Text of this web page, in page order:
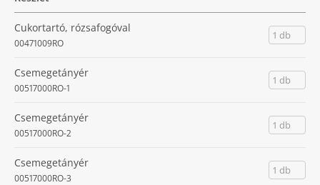
Cukortartó, rózsafogóval
00471009RO
1 db
Csemegetányér
00517000RO-1
1 db
Csemegetányér
00517000RO-2
1 db
Csemegetányér
00517000RO-3
1 db